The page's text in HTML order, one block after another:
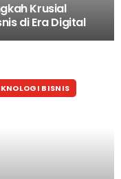
Krusial
di Era Digital
BISNIS